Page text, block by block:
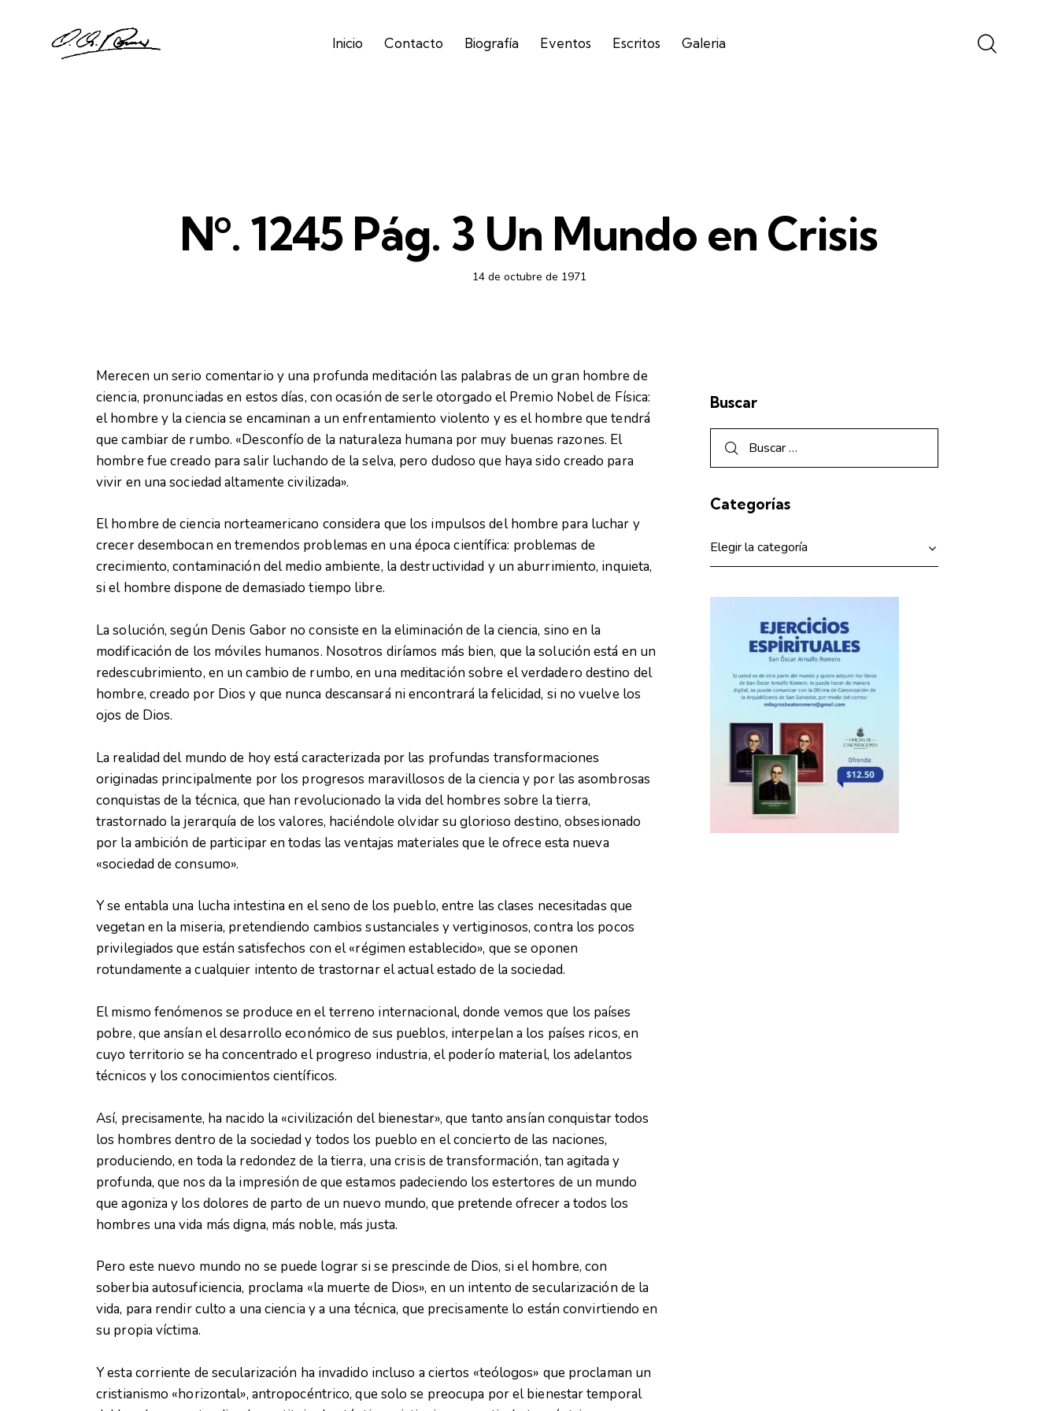
Inicio Contacto Biografía Eventos Escritos Galeria
Nº. 1245 Pág. 3 Un Mundo en Crisis
14 de octubre de 1971
Merecen un serio comentario y una profunda meditación las palabras de un gran hombre de
ciencia, pronunciadas en estos días, con ocasión de serle otorgado el Premio Nobel de Física:
el hombre y la ciencia se encaminan a un enfrentamiento violento y es el hombre que tendrá
que cambiar de rumbo. «Desconfío de la naturaleza humana por muy buenas razones. El
hombre fue creado para salir luchando de la selva, pero dudoso que haya sido creado para
vivir en una sociedad altamente civilizada».
El hombre de ciencia norteamericano considera que los impulsos del hombre para luchar y
crecer desembocan en tremendos problemas en una época científica: problemas de
crecimiento, contaminación del medio ambiente, la destructividad y un aburrimiento, inquieta,
si el hombre dispone de demasiado tiempo libre.
La solución, según Denis Gabor no consiste en la eliminación de la ciencia, sino en la
modificación de los móviles humanos. Nosotros diríamos más bien, que la solución está en un
redescubrimiento, en un cambio de rumbo, en una meditación sobre el verdadero destino del
hombre, creado por Dios y que nunca descansará ni encontrará la felicidad, si no vuelve los
ojos de Dios.
La realidad del mundo de hoy está caracterizada por las profundas transformaciones
originadas principalmente por los progresos maravillosos de la ciencia y por las asombrosas
conquistas de la técnica, que han revolucionado la vida del hombres sobre la tierra,
trastornado la jerarquía de los valores, haciéndole olvidar su glorioso destino, obsesionado
por la ambición de participar en todas las ventajas materiales que le ofrece esta nueva
«sociedad de consumo».
Y se entabla una lucha intestina en el seno de los pueblo, entre las clases necesitadas que
vegetan en la miseria, pretendiendo cambios sustanciales y vertiginosos, contra los pocos
privilegiados que están satisfechos con el «régimen establecido», que se oponen
rotundamente a cualquier intento de trastornar el actual estado de la sociedad.
El mismo fenómenos se produce en el terreno internacional, donde vemos que los países
pobre, que ansían el desarrollo económico de sus pueblos, interpelan a los países ricos, en
cuyo territorio se ha concentrado el progreso industria, el poderío material, los adelantos
técnicos y los conocimientos científicos.
Así, precisamente, ha nacido la «civilización del bienestar», que tanto ansían conquistar todos
los hombres dentro de la sociedad y todos los pueblo en el concierto de las naciones,
produciendo, en toda la redondez de la tierra, una crisis de transformación, tan agitada y
profunda, que nos da la impresión de que estamos padeciendo los estertores de un mundo
que agoniza y los dolores de parto de un nuevo mundo, que pretende ofrecer a todos los
hombres una vida más digna, más noble, más justa.
Pero este nuevo mundo no se puede lograr si se prescinde de Dios, si el hombre, con
soberbia autosuficiencia, proclama «la muerte de Dios», en un intento de secularización de la
vida, para rendir culto a una ciencia y a una técnica, que precisamente lo están convirtiendo en
su propia víctima.
Y esta corriente de secularización ha invadido incluso a ciertos «teólogos» que proclaman un
cristianismo «horizontal», antropocéntrico, que solo se preocupa por el bienestar temporal
Buscar
Categorías